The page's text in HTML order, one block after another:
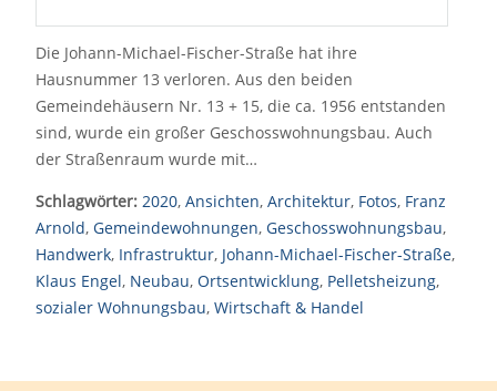
Die Johann-Michael-Fischer-Straße hat ihre
Hausnummer 13 verloren. Aus den beiden
Gemeindehäusern Nr. 13 + 15, die ca. 1956 entstanden
sind, wurde ein großer Geschosswohnungsbau. Auch
der Straßenraum wurde mit…
Schlagwörter: 2020, Ansichten, Architektur, Fotos, Franz
Arnold, Gemeindewohnungen, Geschosswohnungsbau,
Handwerk, Infrastruktur, Johann-Michael-Fischer-Straße,
Klaus Engel, Neubau, Ortsentwicklung, Pelletsheizung,
sozialer Wohnungsbau, Wirtschaft & Handel